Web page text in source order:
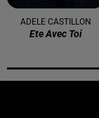
ADELE CASTILLON
Ete Avec Toi